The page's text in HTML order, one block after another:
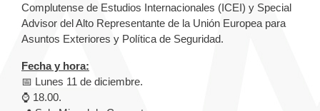
Complutense de Estudios Internacionales (ICEI) y Special
Advisor del Alto Representante de la Unión Europea para
Asuntos Exteriores y Política de Seguridad.
Fecha y hora:
📅 Lunes 11 de diciembre.
⌚️ 18.00.